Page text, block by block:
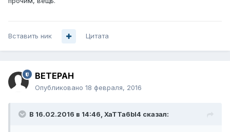
Вставить ник Цитата
BETEPAH
Опубликовано 18 февраля, 2016
В 16.02.2016 в 14:46, XaTTa6bl4 сказал: